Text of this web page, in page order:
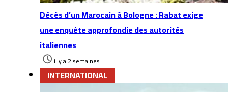
Décès d’un Marocain à Bologne : Rabat exige
une enquête approfondie des autorités
italiennes
il y a 2 semaines
INTERNATIONAL